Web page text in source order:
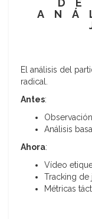
El análisis del
radical.
Antes:
Análisis
Ahora:
Vídeo
Tracking de
Métricas